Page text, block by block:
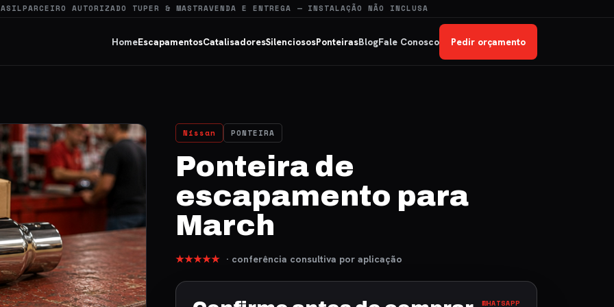
PARCEIRO AUTORIZADO TUPER & MASTRAVENDA E ENTREGA — INSTALAÇÃO NÃO INCLUSA
HomeEscapamentosCatalisadoresSilenciososPonteirasBlogFale Conosco Pedir orçamento
Nissan PONTEIRA
Ponteira de
escapamento para
March
★★★★★ · conferência consultiva por aplicação
WHATSAPP